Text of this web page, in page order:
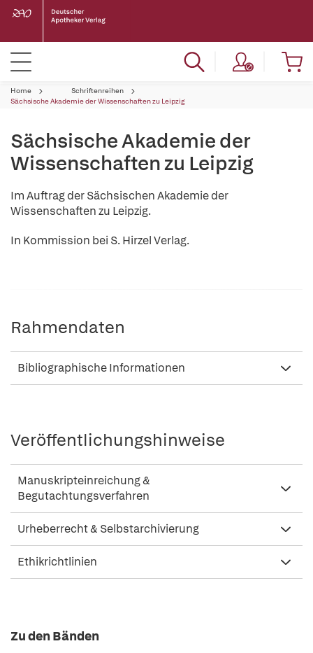
Home
Schriftenreihen
Sächsische Akademie der Wissenschaften zu Leipzig
Sächsische Akademie der
Wissenschaften zu Leipzig
Im Auftrag der Sächsischen Akademie der
Wissenschaften zu Leipzig.
In Kommission bei S. Hirzel Verlag.
Rahmendaten
Bibliographische Informationen
Veröffentlichungshinweise
Manuskripteinreichung &
Begutachtungsverfahren
Urheberrecht & Selbstarchivierung
Ethikrichtlinien
Zu den Bänden